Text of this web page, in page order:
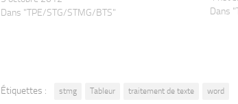
Dans "TPE/STG/STMG/BTS"
Dans
Étiquettes : stmg Tableur traitement de texte word